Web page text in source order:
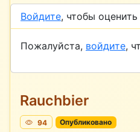
Войдите, чтобы оценить
Пожалуйста, войдите,
Rauchbier
94 Опубликовано